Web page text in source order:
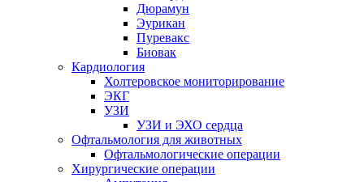
Дюрамун
Эурикан
Пуревакс
Биовак
Кардиология
Холтеровское мониторирование
ЭКГ
УЗИ
УЗИ и ЭХО сердца
Офтальмология для животных
Офтальмологические операции
Хирургические операции